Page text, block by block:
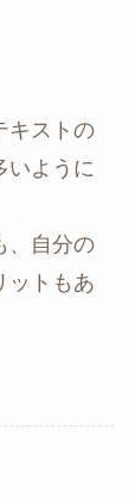
キストの
いように
、自分の
ットもあ